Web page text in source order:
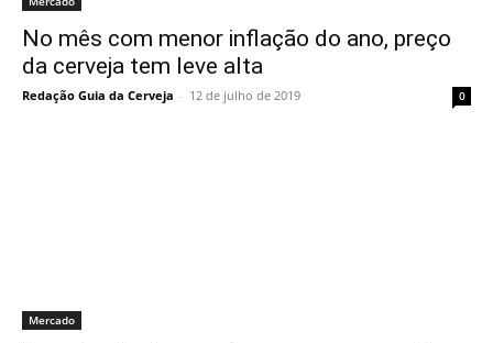
No mês com menor inflação do ano, preço
da cerveja tem leve alta
Redação Guia da Cerveja - 12 de julho de 2019 0
Mercado